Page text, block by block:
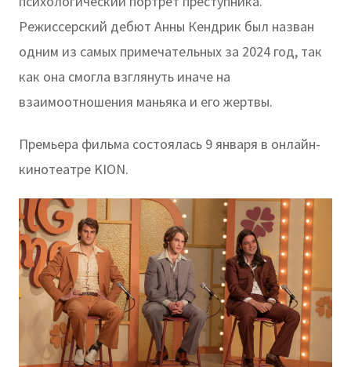
Режиссерский дебют Анны Кендрик был назван
одним из самых примечательных за 2024 год, так
как она смогла взглянуть иначе на
взаимоотношения маньяка и его жертвы.
Премьера фильма состоялась 9 января в онлайн-
кинотеатре KION.